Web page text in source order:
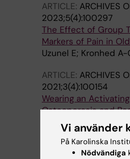
ARTICLE: ARCHIVES
2023;5(4):100297
The Effect of Group
Markers of Pain in
Uzunel E; Kronhed
ARTICLE: ARCHIVES
2021;3(4):100154
Wearing an
Osteoporosis and
Alin CK; Grahn-
ARTICLE:PLOS ONE.
Association
Vi använder
På Karolinska
Nödvändiga